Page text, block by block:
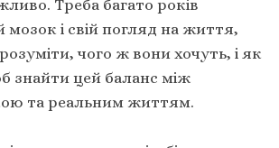
Треба багато років
мозок і свій погляд на життя,
чого ж вони хочуть, і як
знайти цей баланс між
та реальним життям.